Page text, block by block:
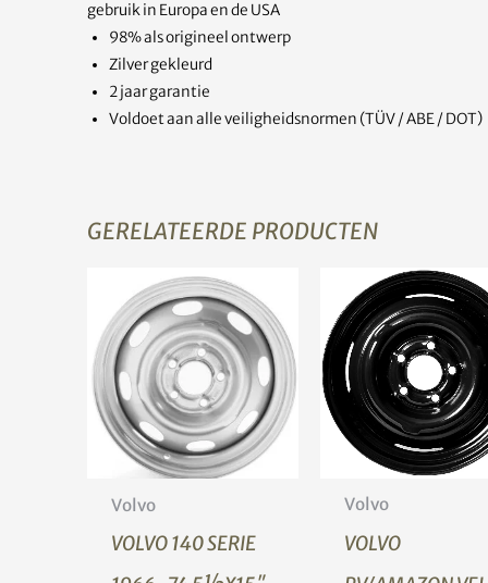
gebruik in Europa en de USA
98% als origineel ontwerp
Zilver gekleurd
2 jaar garantie
Voldoet aan alle veiligheidsnormen (TÜV / ABE / DOT)
GERELATEERDE PRODUCTEN
Volvo
VOLVO 140 SERIE
Volvo
VOLVO